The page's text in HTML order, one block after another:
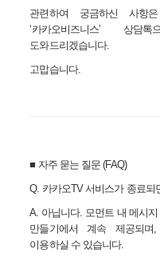
관련하여 궁금하신 사항
‘카카오비즈니스’ 상담
도와드리겠습니다.
고맙습니다.
■ 자주 묻는 질문 (FAQ)
Q. 카카오TV서비스가 종료되
A. 아닙니다. 모먼트 내 메시
만들기에서 계속 제공되며
이용하실 수 있습니다.